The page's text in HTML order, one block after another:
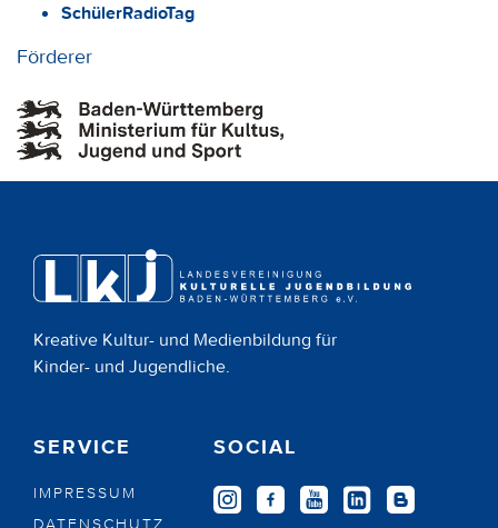
SchülerRadioTag
Förderer
Kreative Kultur- und Medienbildung für
Kinder- und Jugendliche.
SERVICE
IMPRESSUM
SOCIAL